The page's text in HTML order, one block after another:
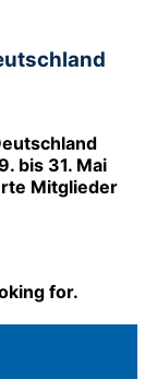
bis 31. Mai
Mitglieder
for.